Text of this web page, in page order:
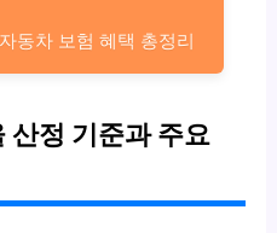
동차 보험 혜택 총정리
산정 기준과 주요